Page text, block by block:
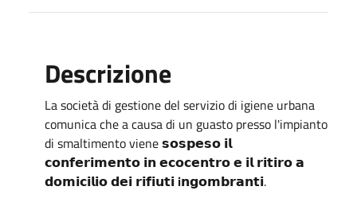
Descrizione
La società di gestione del servizio di igiene urbana
comunica che a causa di un guasto presso l'impianto
di smaltimento viene 𝘀𝗼𝘀𝗽𝗲𝘀𝗼 𝗶𝗹
𝗰𝗼𝗻𝗳𝗲𝗿𝗶𝗺𝗲𝗻𝘁𝗼 𝗶𝗻 𝗲𝗰𝗼𝗰𝗲𝗻𝘁𝗿𝗼 𝗲 𝗶𝗹 𝗿𝗶𝘁𝗶𝗿𝗼 𝗮
𝗱𝗼𝗺𝗶𝗰𝗶𝗹𝗶𝗼 𝗱𝗲𝗶 𝗿𝗶𝗳𝗶𝘂𝘁𝗶 i𝗻𝗴𝗼𝗺𝗯𝗿𝗮𝗻𝘁𝗶.